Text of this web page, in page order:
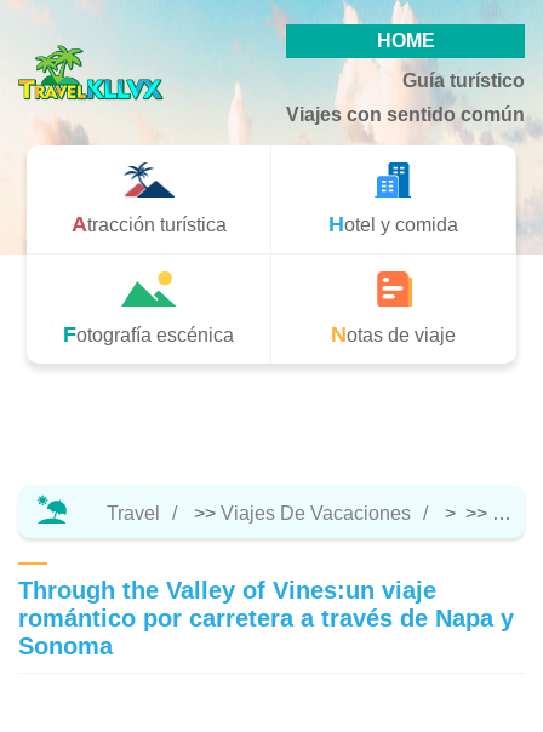
HOME
Guía turístico
Viajes con sentido común
Atracción turística Hotel y comida
Fotografía escénica Notas de viaje
Travel >> Viajes De Vacaciones > >>
Through the Valley of Vines:un viaje
romántico por carretera a través de Napa y
Sonoma